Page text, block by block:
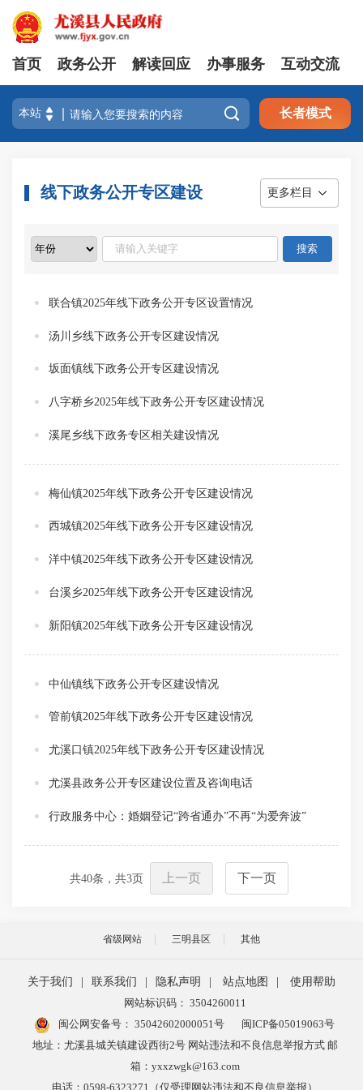
首页 政务公开 解读回应 办事服务 互动交流
 长者模式
线下政务公开专区建设 更多栏目
联合镇2025年线下政务公开专区设置情况
汤川乡线下政务公开专区建设情况
坂面镇线下政务公开专区建设情况
八字桥乡2025年线下政务公开专区建设情况
溪尾乡线下政务专区相关建设情况
梅仙镇2025年线下政务公开专区建设情况
西城镇2025年线下政务公开专区建设情况
洋中镇2025年线下政务公开专区建设情况
台溪乡2025年线下政务公开专区建设情况
新阳镇2025年线下政务公开专区建设情况
中仙镇线下政务公开专区建设情况
管前镇2025年线下政务公开专区建设情况
尤溪口镇2025年线下政务公开专区建设情况
尤溪县政务公开专区建设位置及咨询电话
行政服务中心：婚姻登记“跨省通办”不再“为爱奔波”
共40条，共3页 上一页 下一页
省级网站 三明县区 其他
关于我们 | 联系我们 | 隐私声明 | 站点地图 |
使用帮助
网站标识码： 3504260011
闽公网安备号： 35042602000051号
闽ICP备05019063号
地址：尤溪县城关镇建设西街2号 网站违法和不良信息举报方式 邮
箱：yxxzwgk@163.com
电话：0598-6323271（仅受理网站违法和不良信息举报）